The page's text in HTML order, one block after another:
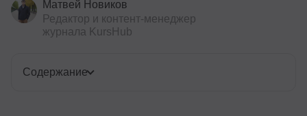
Матвей Новиков
Редактор и контент-менеджер
журнала KursHub
Содержание